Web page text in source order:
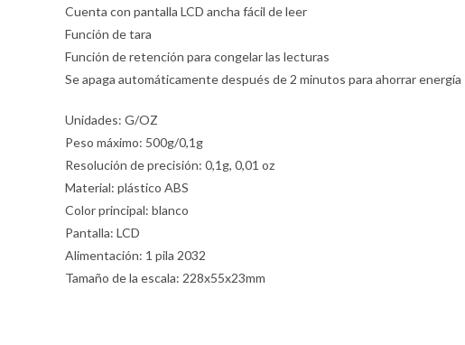
Cuenta con pantalla LCD ancha fácil de leer
Función de tara
Función de retención para congelar las lecturas
Se apaga automáticamente después de 2 minutos para ahorrar energía
Unidades: G/OZ
Peso máximo: 500g/0,1g
Resolución de precisión: 0,1g, 0,01 oz
Material: plástico ABS
Color principal: blanco
Pantalla: LCD
Alimentación: 1 pila 2032
Tamaño de la escala: 228x55x23mm